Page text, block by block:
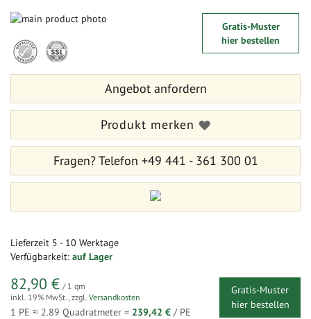
Lieferzeit 5 - 10 Werktage
Verfügbarkeit: auf Lager
82,90 € / 1 qm
inkl. 19% MwSt., zzgl. Versandkosten
1 PE ≈ 2.89 Quadratmeter = 239,42 € / PE
Gratis-Muster
hier bestellen
Gratis-Muster
hier bestellen
Zum
der
Bildergalerie
springen
Anfang
der
Bildergalerie
Angebot anfordern
Produkt merken
Fragen?Telefon +49 441 - 361 300 01